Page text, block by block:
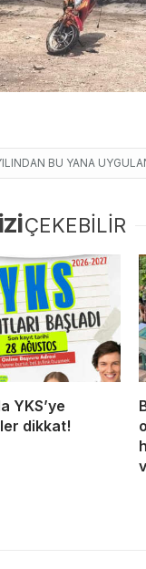
BU YANA
ÇEKEBİLİR
YKS’ye
dikkat!